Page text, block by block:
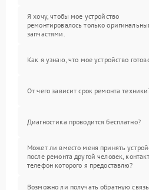
Я хочу, чтобы мое устройство
ремонтировалось только
запчастями.
Как я узнаю, что мое устройство
От чего зависит срок ремонта
Диагностика проводится бесплатно?
Может ли вместо меня принять
после ремонта другой человек,
телефон которого я предоставлю?
Возможно ли получать обратную